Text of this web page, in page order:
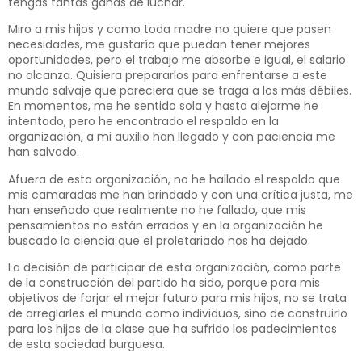
Miro a mis hijos y como toda madre no quiere que pasen
necesidades, me gustaría que puedan tener mejores
oportunidades, pero el trabajo me absorbe e igual, el salario
no alcanza. Quisiera prepararlos para enfrentarse a este
mundo salvaje que pareciera que se traga a los más débiles.
En momentos, me he sentido sola y hasta alejarme he
intentado, pero he encontrado el respaldo en la
organización, a mi auxilio han llegado y con paciencia me
han salvado.
Afuera de esta organización, no he hallado el respaldo que
mis camaradas me han brindado y con una crítica justa, me
han enseñado que realmente no he fallado, que mis
pensamientos no están errados y en la organización he
buscado la ciencia que el proletariado nos ha dejado.
La decisión de participar de esta organización, como parte
de la construcción del partido ha sido, porque para mis
objetivos de forjar el mejor futuro para mis hijos, no se trata
de arreglarles el mundo como individuos, sino de construirlo
para los hijos de la clase que ha sufrido los padecimientos
de esta sociedad burguesa.